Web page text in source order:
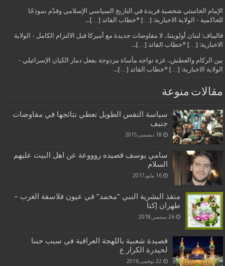
الإمام الخامنئي شخصية فريدة في التاريخ السياسي الإسلامي وقدّم نموذجًا
للحاكمية - الولاية الاخبارية: […] *خطاب القائد […]...
قاليباف: لبنان أولويتنا.. لا مفاوضات جديدة مع أميركا قبل الالتزام الكامل - الولاية
الاخبارية: […] *خطاب القائد […]...
بين الركام والعطش.. غزة تواجه مأساة مزدوجة بفعل دمار الكيان الإسرائيلي -
الولاية الاخبارية: […] *خطاب القائد […]...
مقالات منوعة
سياسة النفس الطويل تعطي نتائجها في مفاوضات
جنيف
18 ديسمبر,2015
سامي يوسف قصيده روووعة عن اهل البيت عليهم
السلام
16 مايو,2017
منقذ البشرية النبي “محمد” في عيون فلاسفة الغرب –
طهران إكنا
26 سبتمبر,2018
قصيدة شعبية باللهجة العراقية في سبب حبنا
لحيدرة الكرار ع
22 نوفمبر,2016